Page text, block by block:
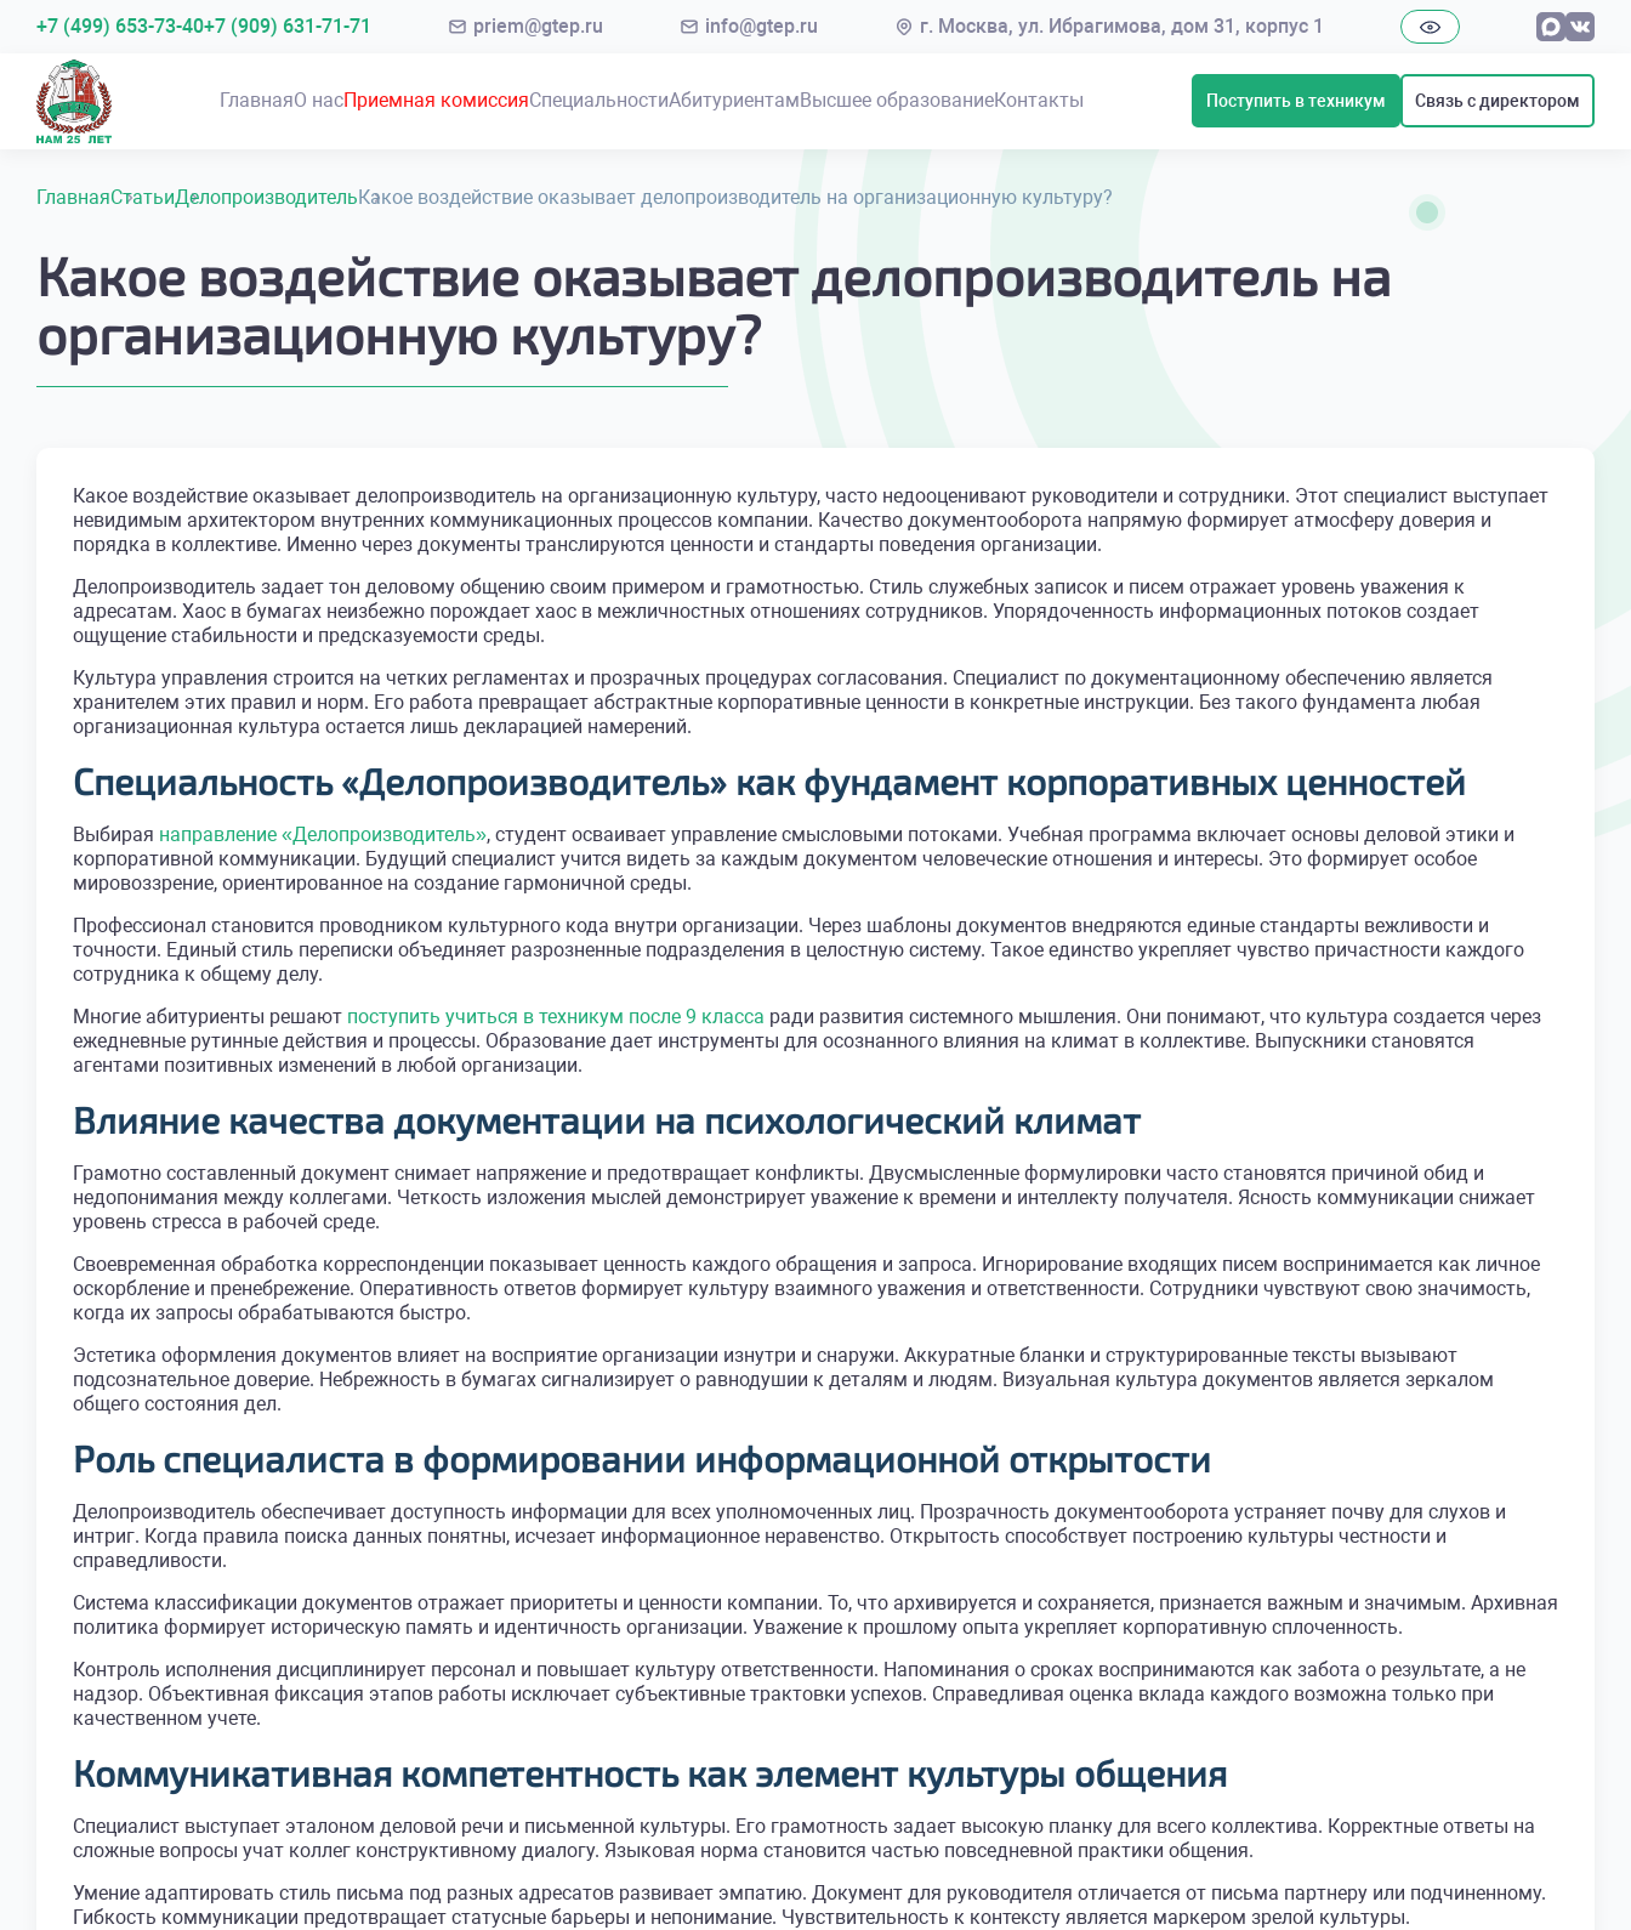
+7 (499) 653-73-40+7 (909) 631-71-71 priem@gtep.ru info@gtep.ru г. Москва, ул. Ибрагимова, дом 31, корпус 1
ГлавнаяО насПриемная комиссияСпециальностиАбитуриентам Высшее образованиеКонтакты Поступить в техникум Связь с директором
ГлавнаяСтатьиДелопроизводительКакое воздействие оказывает делопроизводитель на организационную культуру?
Какое воздействие оказывает делопроизводитель на
организационную культуру?
Какое воздействие оказывает делопроизводитель на организационную культуру, часто недооценивают руководители и сотрудники. Этот специалист выступает
невидимым архитектором внутренних коммуникационных процессов компании. Качество документооборота напрямую формирует атмосферу доверия и
порядка в коллективе. Именно через документы транслируются ценности и стандарты поведения организации.
Делопроизводитель задает тон деловому общению своим примером и грамотностью. Стиль служебных записок и писем отражает уровень уважения к
адресатам. Хаос в бумагах неизбежно порождает хаос в межличностных отношениях сотрудников. Упорядоченность информационных потоков создает
ощущение стабильности и предсказуемости среды.
Культура управления строится на четких регламентах и прозрачных процедурах согласования. Специалист по документационному обеспечению является
хранителем этих правил и норм. Его работа превращает абстрактные корпоративные ценности в конкретные инструкции. Без такого фундамента любая
организационная культура остается лишь декларацией намерений.
Специальность «Делопроизводитель» как фундамент корпоративных ценностей
Выбирая направление «Делопроизводитель», студент осваивает управление смысловыми потоками. Учебная программа включает основы деловой этики и
корпоративной коммуникации. Будущий специалист учится видеть за каждым документом человеческие отношения и интересы. Это формирует особое
мировоззрение, ориентированное на создание гармоничной среды.
Профессионал становится проводником культурного кода внутри организации. Через шаблоны документов внедряются единые стандарты вежливости и
точности. Единый стиль переписки объединяет разрозненные подразделения в целостную систему. Такое единство укрепляет чувство причастности каждого
сотрудника к общему делу.
Многие абитуриенты решают поступить учиться в техникум после 9 класса ради развития системного мышления. Они понимают, что культура создается через
ежедневные рутинные действия и процессы. Образование дает инструменты для осознанного влияния на климат в коллективе. Выпускники становятся
агентами позитивных изменений в любой организации.
Влияние качества документации на психологический климат
Грамотно составленный документ снимает напряжение и предотвращает конфликты. Двусмысленные формулировки часто становятся причиной обид и
недопонимания между коллегами. Четкость изложения мыслей демонстрирует уважение к времени и интеллекту получателя. Ясность коммуникации снижает
уровень стресса в рабочей среде.
Своевременная обработка корреспонденции показывает ценность каждого обращения и запроса. Игнорирование входящих писем воспринимается как личное
оскорбление и пренебрежение. Оперативность ответов формирует культуру взаимного уважения и ответственности. Сотрудники чувствуют свою значимость,
когда их запросы обрабатываются быстро.
Эстетика оформления документов влияет на восприятие организации изнутри и снаружи. Аккуратные бланки и структурированные тексты вызывают
подсознательное доверие. Небрежность в бумагах сигнализирует о равнодушии к деталям и людям. Визуальная культура документов является зеркалом
общего состояния дел.
Роль специалиста в формировании информационной открытости
Делопроизводитель обеспечивает доступность информации для всех уполномоченных лиц. Прозрачность документооборота устраняет почву для слухов и
интриг. Когда правила поиска данных понятны, исчезает информационное неравенство. Открытость способствует построению культуры честности и
справедливости.
Система классификации документов отражает приоритеты и ценности компании. То, что архивируется и сохраняется, признается важным и значимым. Архивная
политика формирует историческую память и идентичность организации. Уважение к прошлому опыта укрепляет корпоративную сплоченность.
Контроль исполнения дисциплинирует персонал и повышает культуру ответственности. Напоминания о сроках воспринимаются как забота о результате, а не
надзор. Объективная фиксация этапов работы исключает субъективные трактовки успехов. Справедливая оценка вклада каждого возможна только при
качественном учете.
Коммуникативная компетентность как элемент культуры общения
Специалист выступает эталоном деловой речи и письменной культуры. Его грамотность задает высокую планку для всего коллектива. Корректные ответы на
сложные вопросы учат коллег конструктивному диалогу. Языковая норма становится частью повседневной практики общения.
Умение адаптировать стиль письма под разных адресатов развивает эмпатию. Документ для руководителя отличается от письма партнеру или подчиненному.
Гибкость коммуникации предотвращает статусные барьеры и непонимание. Чувствительность к контексту является маркером зрелой культуры.